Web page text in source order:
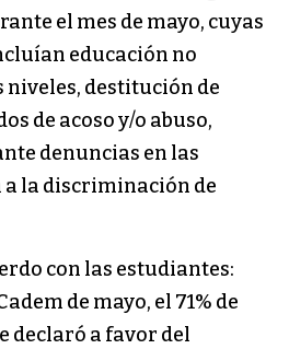
el mes de mayo, cuyas
educación no
niveles, destitución de
de acoso y/o abuso,
denuncias en las
la discriminación de
con las estudiantes:
de mayo, el 71% de
declaró a favor del